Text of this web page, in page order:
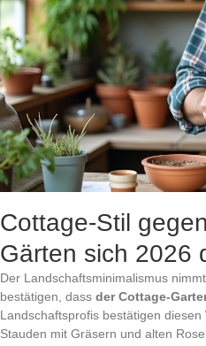
Cottage-Stil
Gärten sich 2026
Der Landschaftsminimalismus
bestätigen, dass der Cottage-
Landschaftsprofis bestätigen
Stauden mit Gräsern und alten